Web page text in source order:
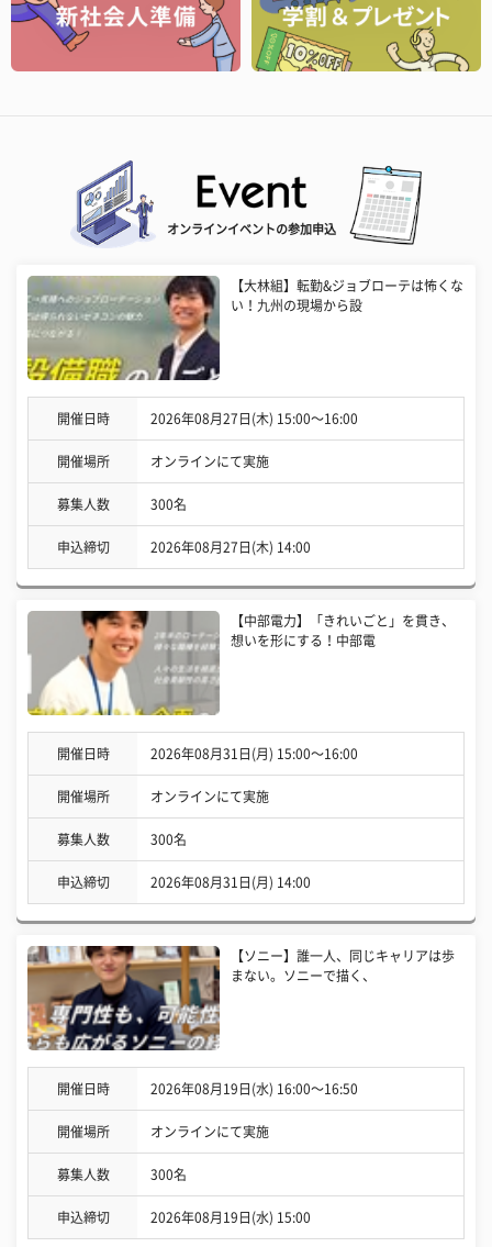
オンラインイベントの参加申込
【大林組】転勤&ジョブローテは怖くな
い！九州の現場から設
開催日時 2026年08月27日(木) 15:00〜16:00
開催場所 オンラインにて実施
募集人数 300名
申込締切 2026年08月27日(木) 14:00
【中部電力】「きれいごと」を貫き、
想いを形にする！中部電
開催日時 2026年08月31日(月) 15:00〜16:00
開催場所 オンラインにて実施
募集人数 300名
申込締切 2026年08月31日(月) 14:00
【ソニー】誰一人、同じキャリアは歩
まない。ソニーで描く、
開催日時 2026年08月19日(水) 16:00〜16:50
開催場所 オンラインにて実施
募集人数 300名
申込締切 2026年08月19日(水) 15:00